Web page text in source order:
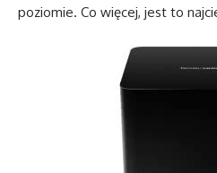
poziomie. Co więcej, jest to